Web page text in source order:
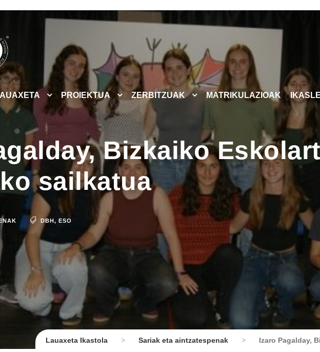
PROIEKTUA ZERBITZUAK MATRIKULAZIOAK
Bizkaiko
sailkatua
DBH, ESO
Lauaxeta Ikastola > Sariak eta aintzatespenak > Izaro Pagalday,